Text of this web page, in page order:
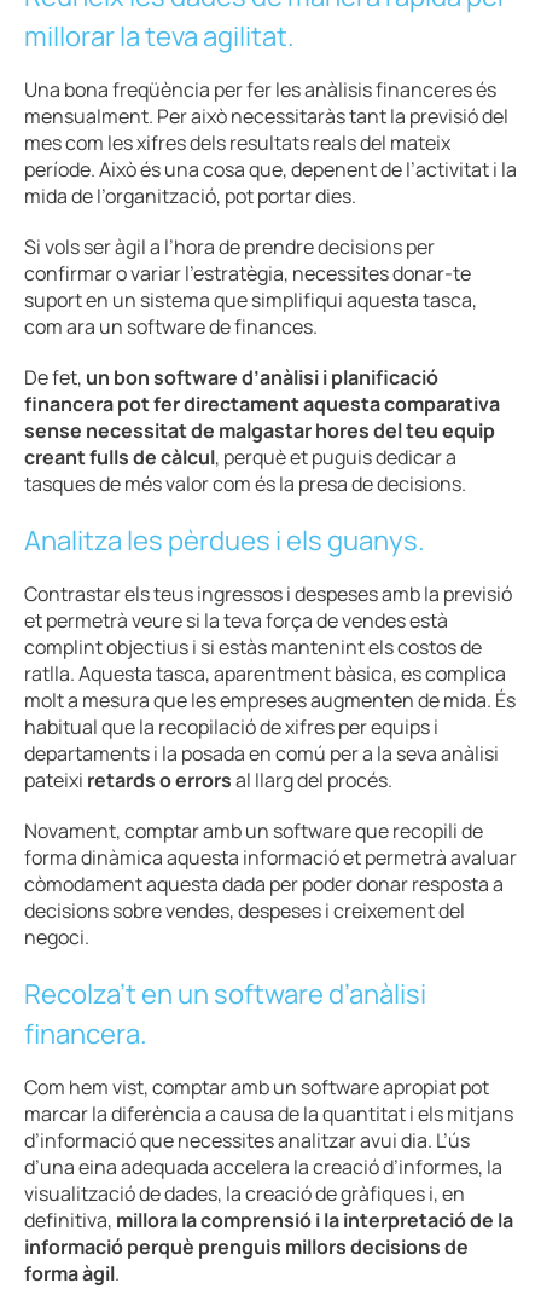
millorar la teva agilitat.
Una bona freqüència per fer les anàlisis financeres és
mensualment. Per això necessitaràs tant la previsió del
mes com les xifres dels resultats reals del mateix
període. Això és una cosa que, depenent de l’activitat i la
mida de l’organització, pot portar dies.
Si vols ser àgil a l’hora de prendre decisions per
confirmar o variar l’estratègia, necessites donar-te
suport en un sistema que simplifiqui aquesta tasca,
com ara un software de finances.
De fet, un bon software d’anàlisi i planificació
financera pot fer directament aquesta comparativa
sense necessitat de malgastar hores del teu equip
creant fulls de càlcul, perquè et puguis dedicar a
tasques de més valor com és la presa de decisions.
Analitza les pèrdues i els guanys.
Contrastar els teus ingressos i despeses amb la previsió
et permetrà veure si la teva força de vendes està
complint objectius i si estàs mantenint els costos de
ratlla. Aquesta tasca, aparentment bàsica, es complica
molt a mesura que les empreses augmenten de mida. És
habitual que la recopilació de xifres per equips i
departaments i la posada en comú per a la seva anàlisi
pateixi retards o errorsal llarg del procés.
Novament, comptar amb un software que recopili de
forma dinàmica aquesta informació et permetrà avaluar
còmodament aquesta dada per poder donar resposta a
decisions sobre vendes, despeses i creixement del
negoci.
Recolza’t en un software d’anàlisi
financera.
Com hem vist, comptar amb un software apropiat pot
marcar la diferència a causa de la quantitat i els mitjans
d’informació que necessites analitzar avui dia. L’ús
d’una eina adequada accelera la creació d’informes, la
visualització de dades, la creació de gràfiques i, en
definitiva, millora la comprensió i la interpretació de la
informació perquè prenguis millors decisions de
forma àgil.